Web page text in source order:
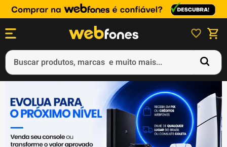
Buscar produtos, marcas e muito mais...
1º
ps5
3º
ps4